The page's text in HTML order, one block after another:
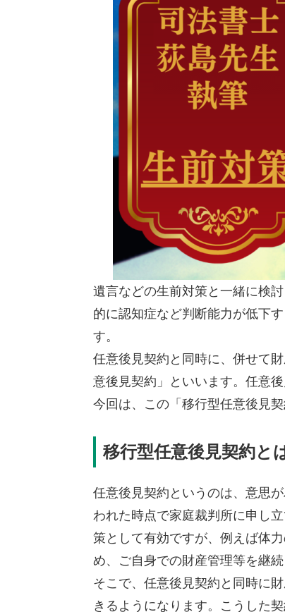
遺言などの生前対策と一緒に検
的に認知症など判断能力が低下
す。
任意後見契約と同時に、併せて
意後見契約」といいます。任意
今回は、この「移行型任意後見
移行型任意後見契約と
任意後見契約というのは、意思
われた時点で家庭裁判所に申し
策として有効ですが、例えば体
め、ご自身での財産管理等を継
そこで、任意後見契約と同時に
きるようになります。こうした